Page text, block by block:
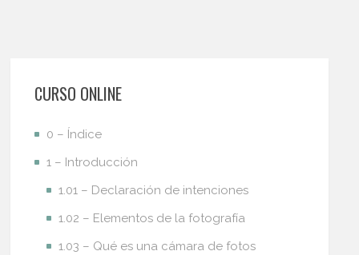
CURSO ONLINE
0 – Índice
1 – Introducción
1.01 – Declaración de intenciones
1.02 – Elementos de la fotografía
1.03 – Qué es una cámara de fotos